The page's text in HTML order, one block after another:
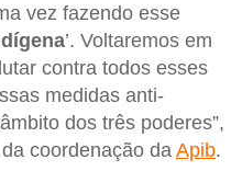
vez fazendo esse
’. Voltaremos em
contra todos esses
medidas anti-
dos três poderes”,
coordenação da Apib.